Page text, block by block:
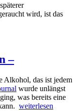
wird, ist das
–
Alkohol, das ist jedem
wurde unlängst
was bereits eine
„Das
weiterlesen